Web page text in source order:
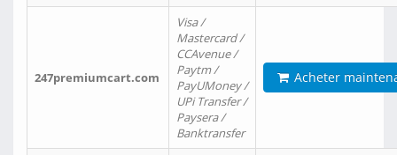
247premiumcart.com
Visa /
Mastercard /
CCAvenue /
Paytm /
PayUMoney /
UPi Transfer /
Paysera /
Banktransfer
Acheter